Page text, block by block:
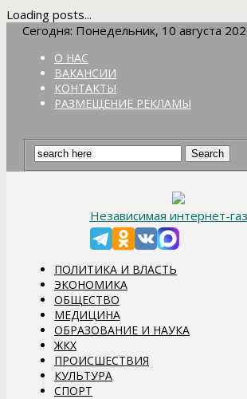
Loading posts...
Сегодня: Понедельник, 10 августа
О НАС
ВАКАНСИИ
КОНТАКТЫ
РАЗМЕЩЕНИЕ РЕКЛАМЫ
Независимая интернет-
ПОЛИТИКА И ВЛАСТЬ
ЭКОНОМИКА
ОБЩЕСТВО
МЕДИЦИНА
ОБРАЗОВАНИЕ И НАУКА
ЖКХ
ПРОИСШЕСТВИЯ
КУЛЬТУРА
СПОРТ